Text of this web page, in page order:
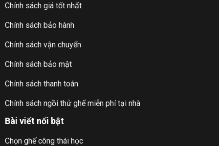
Chính sách giá tốt nhất
Chính sách bảo hành
Chính sách vận chuyển
Chính sách bảo mật
Chính sách thanh toán
Chính sách ngồi thử ghế miễn phí tại nhà
Bài viết nổi bật
Chọn ghế công thái học